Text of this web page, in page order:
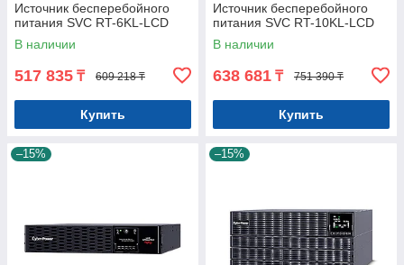
Источник бесперебойного
питания SVC RT-6KL-LCD
В наличии
517 835 ₸ 609 218 ₸
Купить
Источник бесперебойного
питания SVC RT-10KL-LCD
В наличии
638 681 ₸ 751 390 ₸
Купить
–15% –15%